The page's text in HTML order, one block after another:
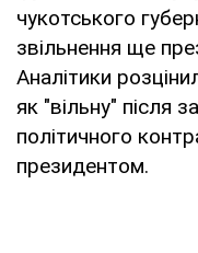
чукотського
звільнення ще
Аналітики
як "вільну" після
політичного
президентом.